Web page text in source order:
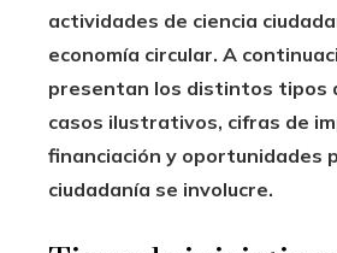
actividades de ciencia
economía circular. A
presentan los distintos tipos
casos ilustrativos, cifras de
financiación y oportunidades
ciudadanía se involucre.